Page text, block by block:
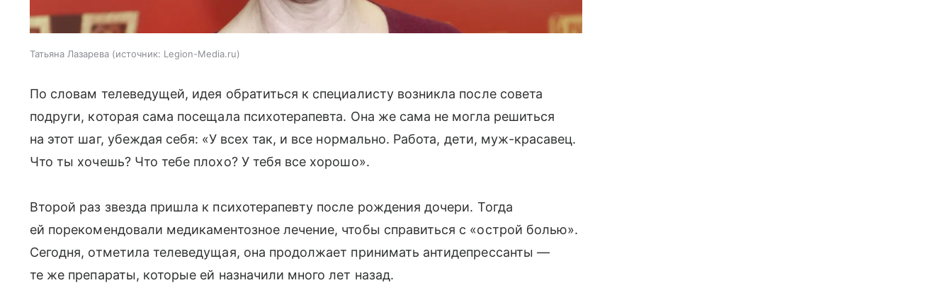
Татьяна Лазарева источник: Legion-Media.ru
По словам телеведущей, идея обратиться к специалисту возникла после совета
подруги, которая сама посещала психотерапевта. Она же сама не могла решиться
на этот шаг, убеждая себя: «У всех так, и все нормально. Работа, дети, муж-красавец.
Что ты хочешь? Что тебе плохо? У тебя все хорошо».
Второй раз звезда пришла к психотерапевту после рождения дочери. Тогда
ей порекомендовали медикаментозное лечение, чтобы справиться с «острой болью».
Сегодня, отметила телеведущая, она продолжает принимать антидепрессанты —
те же препараты, которые ей назначили много лет назад.